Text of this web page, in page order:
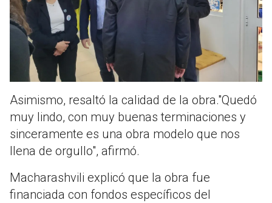
Asimismo, resaltó la calidad de la obra."Quedó
muy lindo, con muy buenas terminaciones y
sinceramente es una obra modelo que nos
llena de orgullo", afirmó.
Macharashvili explicó que la obra fue
financiada con fondos específicos del